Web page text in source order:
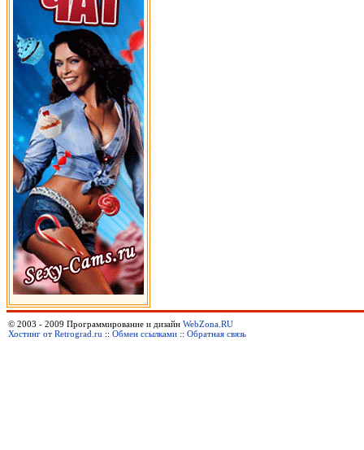
© 2003 - 2009 Программирование и дизайн WebZona.RU
Хостинг от Retrograd.ru :: Обмен ссылками :: Обратная связь